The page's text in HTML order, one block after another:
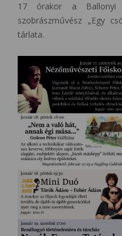
17 órakor a Ballonyi
szobrászművész „Egy
tárlata.